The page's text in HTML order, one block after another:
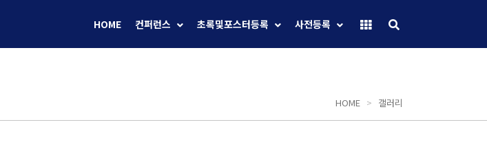
HOME 컨퍼런스 초록및포스터등록 사전등록
HOME > 갤러리